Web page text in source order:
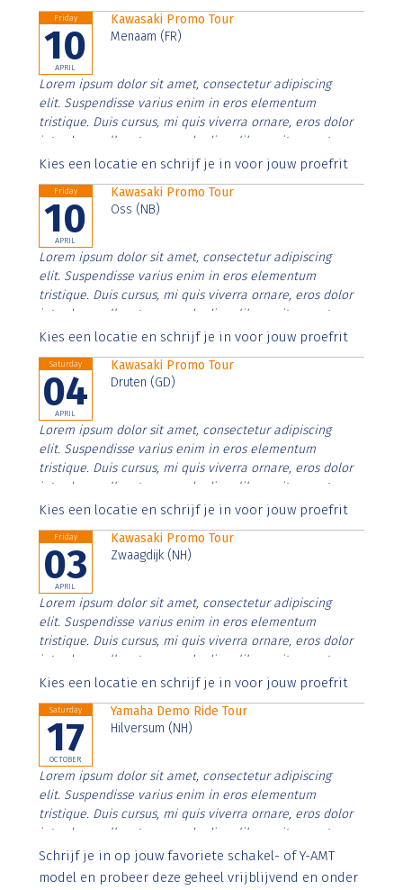
Friday
10
APRIL
Kawasaki Promo Tour
Menaam (FR)
Lorem ipsum dolor sit amet, consectetur adipiscing
elit. Suspendisse varius enim in eros elementum
tristique. Duis cursus, mi quis viverra ornare, eros dolor
interdum nulla, ut commodo diam libero vitae erat.
Aenean faucibus nibh et justo cursus id rutrum lorem
Kies een locatie en schrijf je in voor jouw proefrit
Friday
10
APRIL
Kawasaki Promo Tour
Oss (NB)
Lorem ipsum dolor sit amet, consectetur adipiscing
elit. Suspendisse varius enim in eros elementum
tristique. Duis cursus, mi quis viverra ornare, eros dolor
interdum nulla, ut commodo diam libero vitae erat.
Aenean faucibus nibh et justo cursus id rutrum lorem
Kies een locatie en schrijf je in voor jouw proefrit
Saturday
04
APRIL
Kawasaki Promo Tour
Druten (GD)
Lorem ipsum dolor sit amet, consectetur adipiscing
elit. Suspendisse varius enim in eros elementum
tristique. Duis cursus, mi quis viverra ornare, eros dolor
interdum nulla, ut commodo diam libero vitae erat.
Aenean faucibus nibh et justo cursus id rutrum lorem
Kies een locatie en schrijf je in voor jouw proefrit
Friday
03
APRIL
Kawasaki Promo Tour
Zwaagdijk (NH)
Lorem ipsum dolor sit amet, consectetur adipiscing
elit. Suspendisse varius enim in eros elementum
tristique. Duis cursus, mi quis viverra ornare, eros dolor
interdum nulla, ut commodo diam libero vitae erat.
Aenean faucibus nibh et justo cursus id rutrum lorem
Kies een locatie en schrijf je in voor jouw proefrit
Saturday
17
OCTOBER
Yamaha Demo Ride Tour
Hilversum (NH)
Lorem ipsum dolor sit amet, consectetur adipiscing
elit. Suspendisse varius enim in eros elementum
tristique. Duis cursus, mi quis viverra ornare, eros dolor
interdum nulla, ut commodo diam libero vitae erat.
Aenean faucibus nibh et justo cursus id rutrum lorem
imperdiet. Nunc ut sem vitae risus tristique posuere.
Schrijf je in op jouw favoriete schakel- of Y-AMT
model en probeer deze geheel vrijblijvend en onder